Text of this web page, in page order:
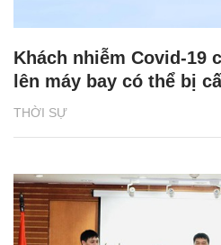
THỜI SỰ
Khách nhiễm Covid-19
lên máy bay có thể bị